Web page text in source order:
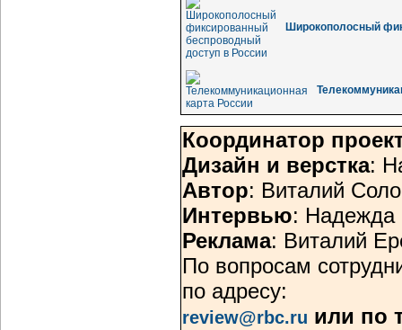
Широкополосный
Координатор
Дизайн и верстка:
Автор: Виталий
Интервью: Надежда
Реклама: Виталий
По вопросам
по адресу:
review@rbc.ru или по